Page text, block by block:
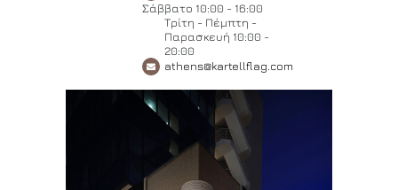
Σάββατο 10:00 - 16:00
Τρίτη - Πέμπτη -
Παρασκευή 10:00 -
20:00
athens@kartellflag.com